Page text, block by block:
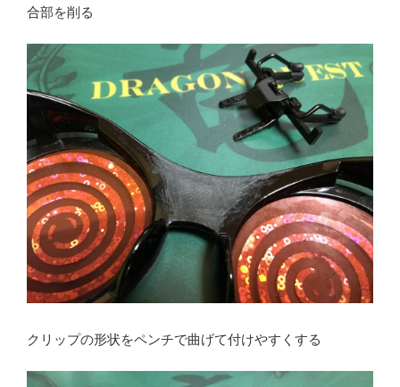
合部を削る
クリップの形状をペンチで曲げて付けやすくする